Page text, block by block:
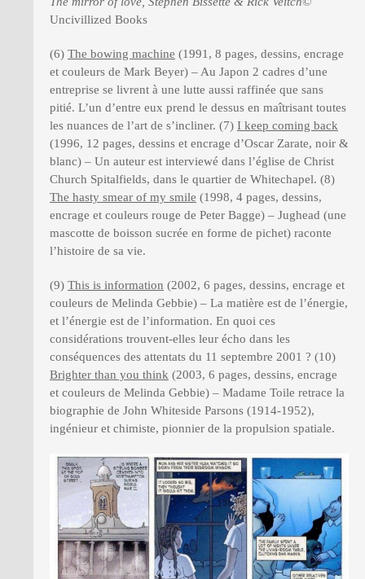
Uncivillized Books
(6) The bowing machine (1991, 8 pages, dessins, encrage
et couleurs de Mark Beyer) – Au Japon 2 cadres d’une
entreprise se livrent à une lutte aussi raffinée que sans
pitié. L’un d’entre eux prend le dessus en maîtrisant toutes
les nuances de l’art de s’incliner. (7) I keep coming back
(1996, 12 pages, dessins et encrage d’Oscar Zarate, noir &
blanc) – Un auteur est interviewé dans l’église de Christ
Church Spitalfields, dans le quartier de Whitechapel. (8)
The hasty smear of my smile (1998, 4 pages, dessins,
encrage et couleurs rouge de Peter Bagge) – Jughead (une
mascotte de boisson sucrée en forme de pichet) raconte
l’histoire de sa vie.
(9) This is information (2002, 6 pages, dessins, encrage et
couleurs de Melinda Gebbie) – La matière est de l’énergie,
et l’énergie est de l’information. En quoi ces
considérations trouvent-elles leur écho dans les
conséquences des attentats du 11 septembre 2001 ? (10)
Brighter than you think (2003, 6 pages, dessins, encrage
et couleurs de Melinda Gebbie) – Madame Toile retrace la
biographie de John Whiteside Parsons (1914-1952),
ingénieur et chimiste, pionnier de la propulsion spatiale.